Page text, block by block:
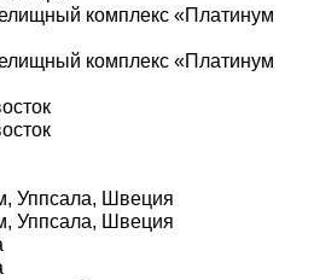
комплекс «Платинум
комплекс «Платинум
Уппсала, Швеция
Уппсала, Швеция